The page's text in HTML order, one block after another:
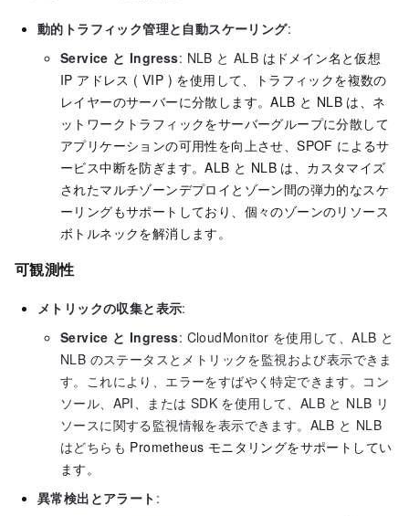
動的トラフィック管理と自動スケーリング:
Service と Ingress: NLB と ALB はドメイン名と仮想
IP アドレス ( VIP ) を使用して、トラフィックを複数の
レイヤーのサーバーに分散します。ALB と NLB は、ネ
ットワークトラフィックをサーバーグループに分散して
アプリケーションの可用性を向上させ、SPOF によるサ
ービス中断を防ぎます。ALB と NLB は、カスタマイズ
されたマルチゾーンデプロイとゾーン間の弾力的なスケ
ーリングもサポートしており、個々のゾーンのリソース
ボトルネックを解消します。
可観測性
メトリックの収集と表示:
Service と Ingress: CloudMonitor を使用して、ALB と
NLB のステータスとメトリックを監視および表示できま
す。これにより、エラーをすばやく特定できます。コン
ソール、API、または SDK を使用して、ALB と NLB リ
ソースに関する監視情報を表示できます。ALB と NLB
はどちらも Prometheus モニタリングをサポートしてい
ます。
異常検出とアラート :